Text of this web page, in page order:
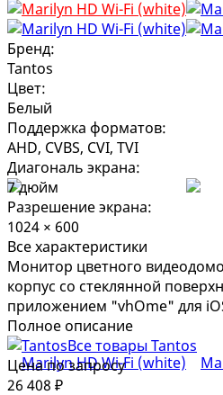
Бренд:
Tantos
Цвет:
Белый
Поддержка форматов:
AHD, CVBS, CVI, TVI
Диагональ экрана:
7 дюйм
Разрешение экрана:
1024 × 600
Все характеристики
Монитор цветного
корпус со стеклянной
приложением "vhOme" для
Полное описание
Все товары Tantos
Цена по запросу
26 408 ₽